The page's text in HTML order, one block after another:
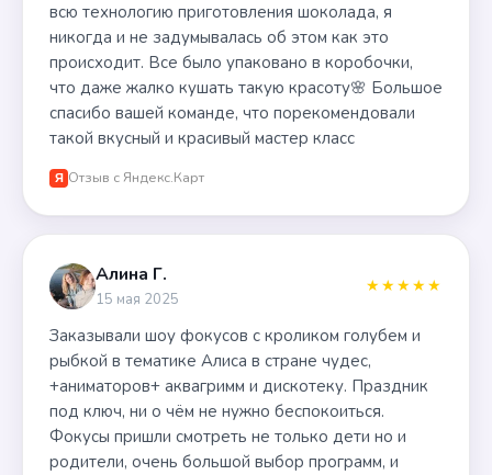
всю технологию приготовления шоколада, я
никогда и не задумывалась об этом как это
происходит. Все было упаковано в коробочки,
что даже жалко кушать такую красоту🌸 Большое
спасибо вашей команде, что порекомендовали
такой вкусный и красивый мастер класс
Я Отзыв с Яндекс.Карт
Алина Г.
15 мая 2025
★★★★★
Заказывали шоу фокусов с кроликом голубем и
рыбкой в тематике Алиса в стране чудес,
+аниматоров+ аквагримм и дискотеку. Праздник
под ключ, ни о чём не нужно беспокоиться.
Фокусы пришли смотреть не только дети но и
родители, очень большой выбор программ, и